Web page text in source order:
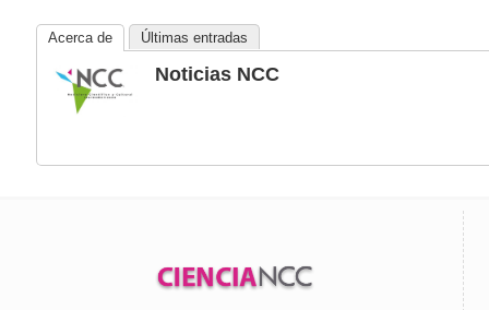
Acerca de Últimas entradas
Noticias NCC